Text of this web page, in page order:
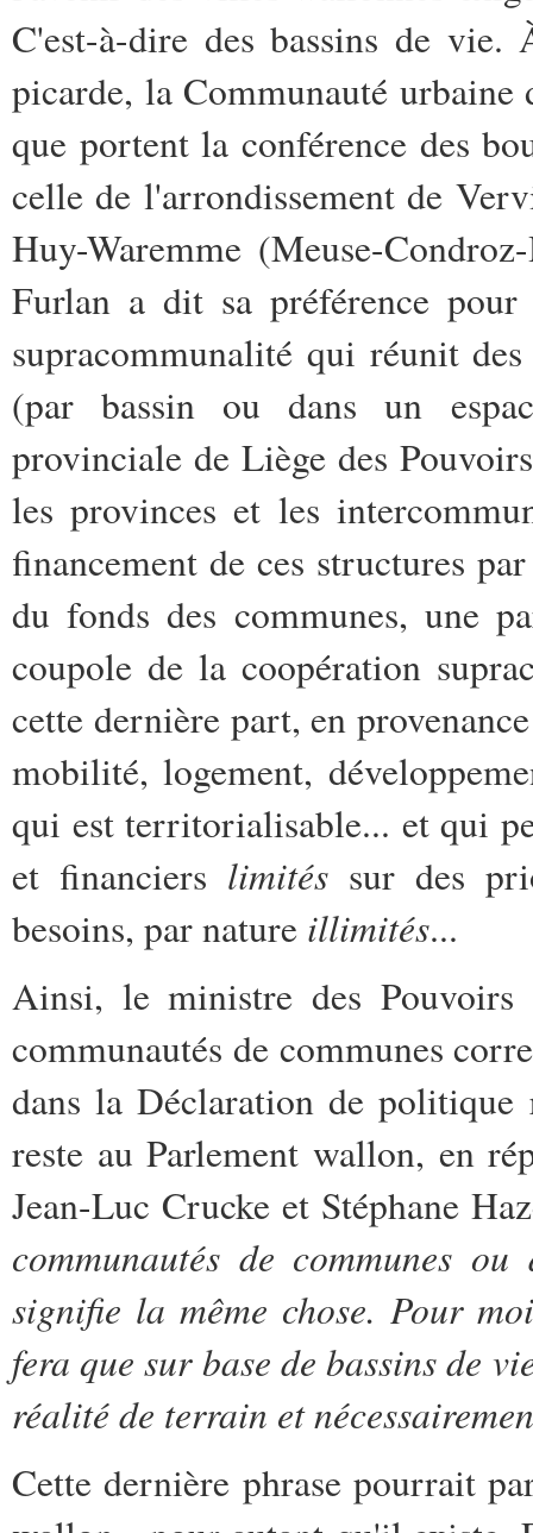
C'est-à-dire des bassins de
picarde, la Communauté urbaine
que portent la conférence des
celle de l'arrondissement de
Huy-Waremme (Meuse-
Furlan a dit sa préférence
supracommunalité qui réunit
(par bassin ou dans un
provinciale de Liège des
les provinces et les
financement de ces structures
du fonds des communes, une
coupole de la coopération
cette dernière part, en
mobilité, logement,
qui est territorialisable... et qui
et financiers limités sur des
besoins, par nature illimités...
Ainsi, le ministre des
communautés de communes
dans la Déclaration de politique
reste au Parlement wallon, en
Jean-Luc Crucke et Stéphane
communautés de communes
signifie la même chose. Pour
fera que sur base de bassins de
réalité de terrain et
Cette dernière phrase pourrait